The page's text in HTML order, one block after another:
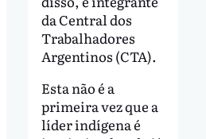
da Central dos
Trabalhadores
Argentinos (CTA).
Esta não é a
primeira vez que a
líder indígena é